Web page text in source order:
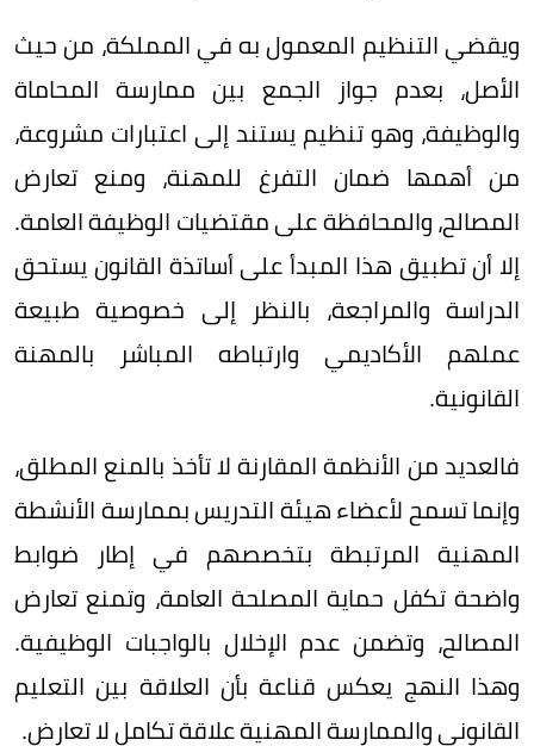
ويقضي التنظيم المعمول به في المملكة، من حيث
الأصل، بعدم جواز الجمع بين ممارسة المحاماة
والوظيفة، وهو تنظيم يستند إلى اعتبارات مشروعة،
من أهمها ضمان التفرغ للمهنة، ومنع تعارض
المصالح، والمحافظة على مقتضيات الوظيفة العامة.
إلا أن تطبيق هذا المبدأ على أساتذة القانون يستحق
الدراسة والمراجعة، بالنظر إلى خصوصية طبيعة
عملهم الأكاديمي وارتباطه المباشر بالمهنة
القانونية.
فالعديد من الأنظمة المقارنة لا تأخذ بالمنع المطلق،
وإنما تسمح لأعضاء هيئة التدريس بممارسة الأنشطة
المهنية المرتبطة بتخصصهم في إطار ضوابط
واضحة تكفل حماية المصلحة العامة، وتمنع تعارض
المصالح، وتضمن عدم الإخلال بالواجبات الوظيفية.
وهذا النهج يعكس قناعة بأن العلاقة بين التعليم
القانوني والممارسة المهنية علاقة تكامل لا تعارض.